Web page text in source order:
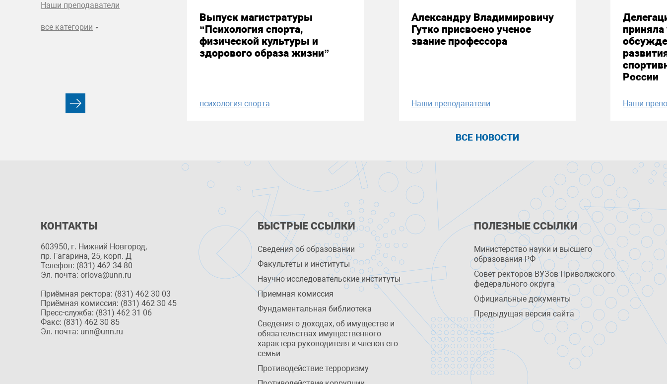
Наши преподаватели
все категории
Выпуск магистратуры
“Психология спорта,
физической культуры и
здорового образа жизни”
психология спорта
Александру Владимировичу
Гутко присвоено ученое
звание профессора
Наши преподаватели
приняла
России
Наши
ВСЕ НОВОСТИ
КОНТАКТЫ
603950, г. Нижний Новгород,
пр. Гагарина, 25, корп. Д
Телефон: (831) 462 34 80
Эл. почта: orlova@unn.ru
Приёмная ректора: (831) 462 30 03
Приёмная комиссия: (831) 462 30 45
Пресс-служба: (831) 462 31 06
Факс: (831) 462 30 85
Эл. почта: unn@unn.ru
БЫСТРЫЕ ССЫЛКИ
Сведения об образовании
Факультеты и институты
Научно-исследовательские институты
Приемная комиссия
Фундаментальная библиотека
Сведения о доходах, об имуществе и
обязательствах имущественного
характера руководителя и членов его
семьи
Противодействие терроризму
ПОЛЕЗНЫЕ ССЫЛКИ
Министерство науки и высшего
образования РФ
Совет ректоров ВУЗов Приволжского
федерального округа
Официальные документы
Предыдущая версия сайта